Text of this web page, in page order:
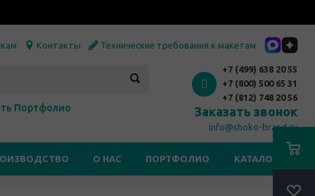
Контакты Технические требования к макетам
Портфолио
+7 (499) 638 20 55
+7 (800) 500 65 31
+7 (812) 748 20 56
Заказать звонок
info@shoko-brand.ru
О НАС ПОРТФОЛИО КАТАЛОГИ